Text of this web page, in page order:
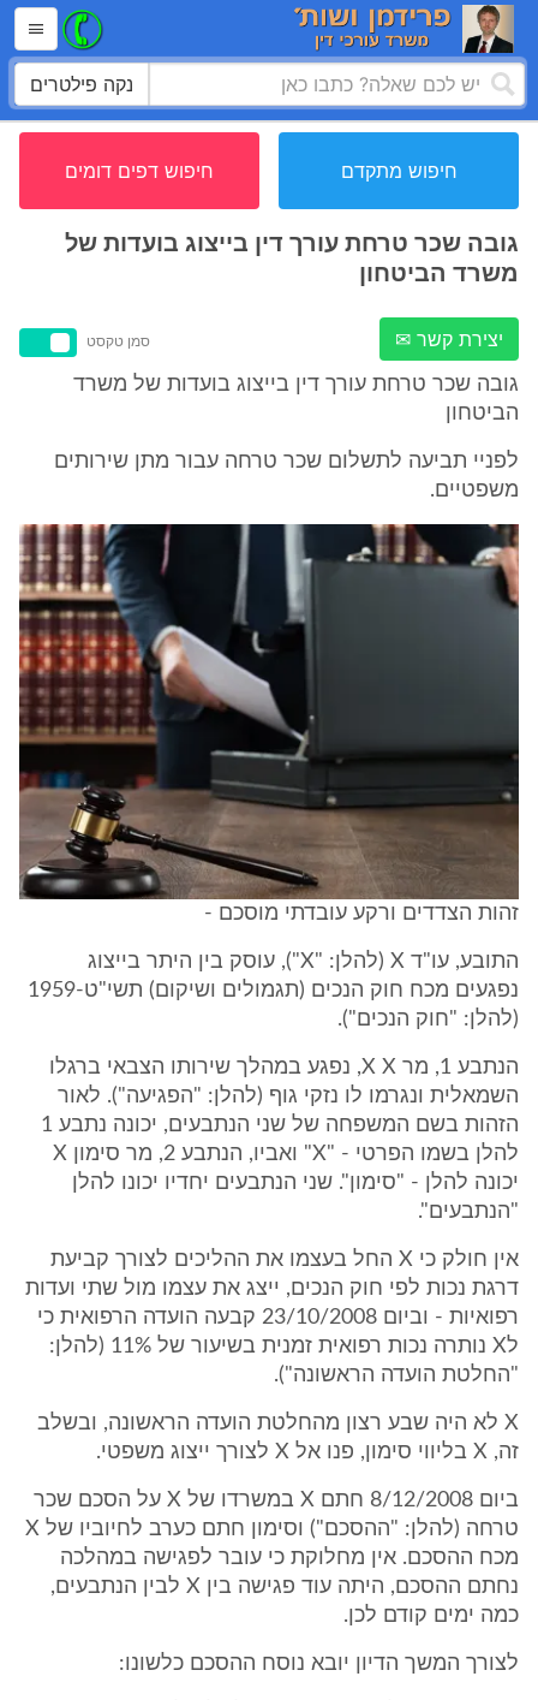
נקה פילטרים
חיפוש מתקדם חיפוש דפים דומים
גובה שכר טרחת עורך דין בייצוג בועדות של
משרד הביטחון
יצירת קשר ✉ סמן טקסט
גובה שכר טרחת עורך דין בייצוג בועדות של משרד
הביטחון
לפניי תביעה לתשלום שכר טרחה עבור מתן שירותים
משפטיים.
זהות הצדדים ורקע עובדתי מוסכם -
התובע, עו"ד X (להלן: "X"), עוסק בין היתר בייצוג
נפגעים מכח חוק הנכים (תגמולים ושיקום) תשי"ט-1959
(להלן: "חוק הנכים").
הנתבע 1, מר X X, נפגע במהלך שירותו הצבאי ברגלו
השמאלית ונגרמו לו נזקי גוף (להלן: "הפגיעה"). לאור
הזהות בשם המשפחה של שני הנתבעים, יכונה נתבע 1
להלן בשמו הפרטי - "X" ואביו, הנתבע 2, מר סימון X
יכונה להלן - "סימון". שני הנתבעים יחדיו יכונו להלן
"הנתבעים".
אין חולק כי X החל בעצמו את ההליכים לצורך קביעת
דרגת נכות לפי חוק הנכים, ייצג את עצמו מול שתי ועדות
רפואיות - וביום 23/10/2008 קבעה הועדה הרפואית כי
לX נותרה נכות רפואית זמנית בשיעור של 11% (להלן:
"החלטת הועדה הראשונה").
X לא היה שבע רצון מהחלטת הועדה הראשונה, ובשלב
זה, X בליווי סימון, פנו אל X לצורך ייצוג משפטי.
ביום 8/12/2008 חתם X במשרדו של X על הסכם שכר
טרחה (להלן: "ההסכם") וסימון חתם כערב לחיוביו של X
מכח ההסכם. אין מחלוקת כי עובר לפגישה במהלכה
נחתם ההסכם, היתה עוד פגישה בין X לבין הנתבעים,
כמה ימים קודם לכן.
לצורך המשך הדיון יובא נוסח ההסכם כלשונו: